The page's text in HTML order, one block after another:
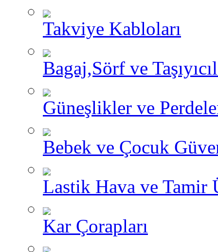
Takviye Kabloları
Bagaj,Sörf ve
Güneşlikler ve
Bebek ve Çocuk
Lastik Hava ve Tamir
Kar Çorapları